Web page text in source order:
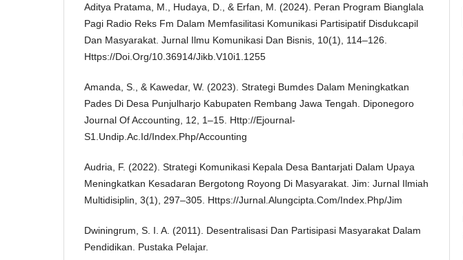
Aditya Pratama, M., Hudaya, D., & Erfan, M. (2024). Peran Program Bianglala
Pagi Radio Reks Fm Dalam Memfasilitasi Komunikasi Partisipatif Disdukcapil
Dan Masyarakat. Jurnal Ilmu Komunikasi Dan Bisnis, 10(1), 114–126.
Https://Doi.Org/10.36914/Jikb.V10i1.1255
Amanda, S., & Kawedar, W. (2023). Strategi Bumdes Dalam Meningkatkan
Pades Di Desa Punjulharjo Kabupaten Rembang Jawa Tengah. Diponegoro
Journal Of Accounting, 12, 1–15. Http://Ejournal-
S1.Undip.Ac.Id/Index.Php/Accounting
Audria, F. (2022). Strategi Komunikasi Kepala Desa Bantarjati Dalam Upaya
Meningkatkan Kesadaran Bergotong Royong Di Masyarakat. Jim: Jurnal Ilmiah
Multidisiplin, 3(1), 297–305. Https://Jurnal.Alungcipta.Com/Index.Php/Jim
Dwiningrum, S. I. A. (2011). Desentralisasi Dan Partisipasi Masyarakat Dalam
Pendidikan. Pustaka Pelajar.